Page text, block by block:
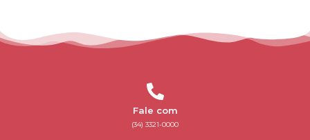
Fale com
(34) 3321-0000